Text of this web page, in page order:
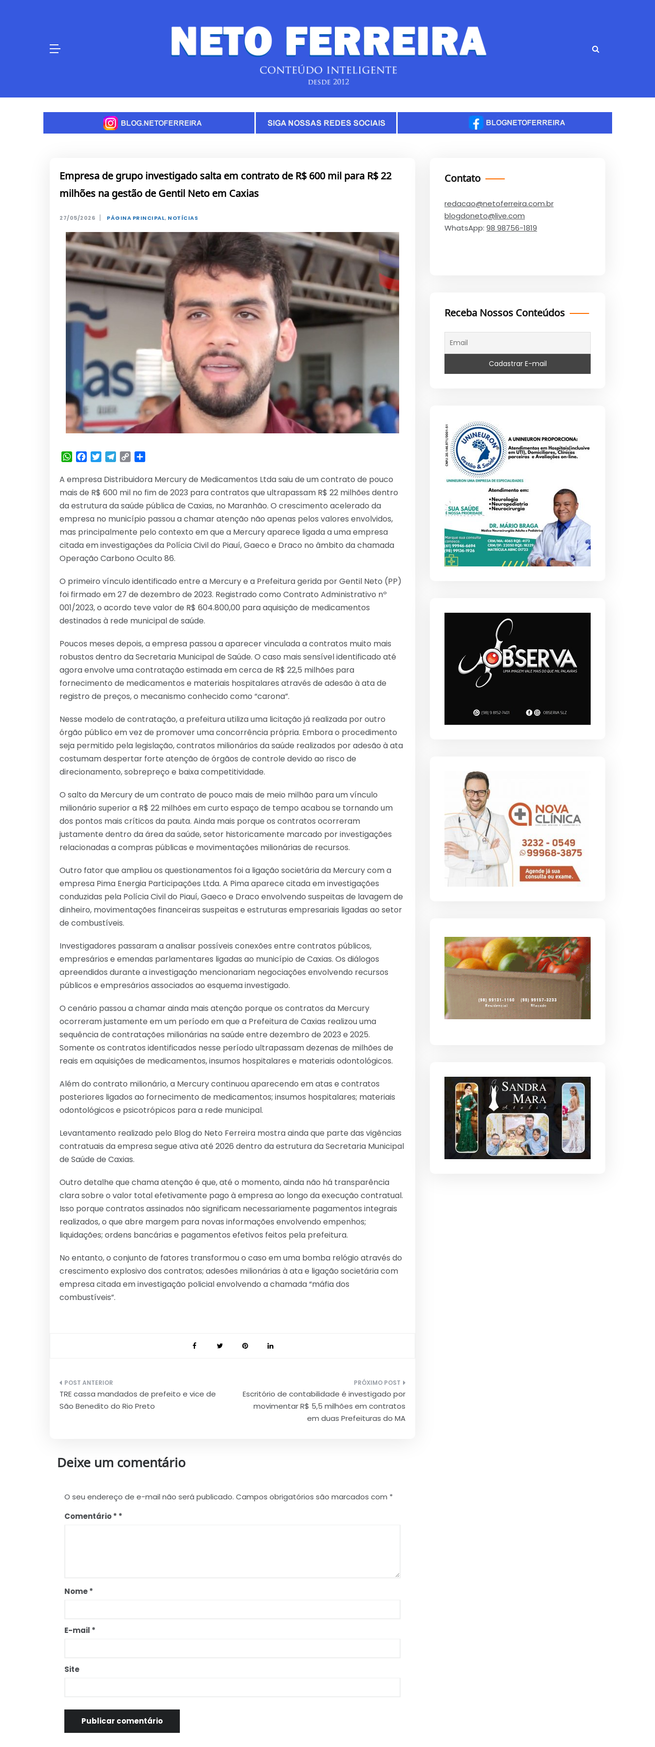
Empresa de grupo investigado salta em contrato de R$ 600 mil para R$ 22
milhões na gestão de Gentil Neto em Caxias
27/05/2026 | PÁGINA PRINCIPAL, NOTÍCIAS
WhatsApp
Facebook
TwitterTelegram
Copy
A empresa Distribuidora Mercury de Medicamentos Ltda saiu de um contrato de pouco
mais de R$ 600 mil no fim de 2023 para contratos que ultrapassam R$ 22 milhões dentro
da estrutura da saúde pública de Caxias, no Maranhão. O crescimento acelerado da
empresa no município passou a chamar atenção não apenas pelos valores envolvidos,
mas principalmente pelo contexto em que a Mercury aparece ligada a uma empresa
citada em investigações da Polícia Civil do Piauí, Gaeco e Draco no âmbito da chamada
Operação Carbono Oculto 86.
O primeiro vínculo identificado entre a Mercury e a Prefeitura gerida por Gentil Neto (PP)
foi firmado em 27 de dezembro de 2023. Registrado como Contrato Administrativo nº
001/2023, o acordo teve valor de R$ 604.800,00 para aquisição de medicamentos
destinados à rede municipal de saúde.
Poucos meses depois, a empresa passou a aparecer vinculada a contratos muito mais
robustos dentro da Secretaria Municipal de Saúde. O caso mais sensível identificado até
agora envolve uma contratação estimada em cerca de R$ 22,5 milhões para
fornecimento de medicamentos e materiais hospitalares através de adesão à ata de
registro de preços, o mecanismo conhecido como “carona”.
Nesse modelo de contratação, a prefeitura utiliza uma licitação já realizada por outro
órgão público em vez de promover uma concorrência própria. Embora o procedimento
seja permitido pela legislação, contratos milionários da saúde realizados por adesão à ata
costumam despertar forte atenção de órgãos de controle devido ao risco de
direcionamento, sobrepreço e baixa competitividade.
O salto da Mercury de um contrato de pouco mais de meio milhão para um vínculo
milionário superior a R$ 22 milhões em curto espaço de tempo acabou se tornando um
dos pontos mais críticos da pauta. Ainda mais porque os contratos ocorreram
justamente dentro da área da saúde, setor historicamente marcado por investigações
relacionadas a compras públicas e movimentações milionárias de recursos.
Outro fator que ampliou os questionamentos foi a ligação societária da Mercury com a
empresa Pima Energia Participações Ltda. A Pima aparece citada em investigações
conduzidas pela Polícia Civil do Piauí, Gaeco e Draco envolvendo suspeitas de lavagem de
dinheiro, movimentações financeiras suspeitas e estruturas empresariais ligadas ao setor
de combustíveis.
Investigadores passaram a analisar possíveis conexões entre contratos públicos,
empresários e emendas parlamentares ligadas ao município de Caxias. Os diálogos
apreendidos durante a investigação mencionariam negociações envolvendo recursos
públicos e empresários associados ao esquema investigado.
O cenário passou a chamar ainda mais atenção porque os contratos da Mercury
ocorreram justamente em um período em que a Prefeitura de Caxias realizou uma
sequência de contratações milionárias na saúde entre dezembro de 2023 e 2025.
Somente os contratos identificados nesse período ultrapassam dezenas de milhões de
reais em aquisições de medicamentos, insumos hospitalares e materiais odontológicos.
Além do contrato milionário, a Mercury continuou aparecendo em atas e contratos
posteriores ligados ao fornecimento de medicamentos; insumos hospitalares; materiais
odontológicos e psicotrópicos para a rede municipal.
Levantamento realizado pelo Blog do Neto Ferreira mostra ainda que parte das vigências
contratuais da empresa segue ativa até 2026 dentro da estrutura da Secretaria Municipal
de Saúde de Caxias.
Outro detalhe que chama atenção é que, até o momento, ainda não há transparência
clara sobre o valor total efetivamente pago à empresa ao longo da execução contratual.
Isso porque contratos assinados não significam necessariamente pagamentos integrais
realizados, o que abre margem para novas informações envolvendo empenhos;
liquidações; ordens bancárias e pagamentos efetivos feitos pela prefeitura.
No entanto, o conjunto de fatores transformou o caso em uma bomba relógio através do
crescimento explosivo dos contratos; adesões milionárias à ata e ligação societária com
empresa citada em investigação policial envolvendo a chamada “máfia dos
combustíveis”.
Navegação
de
TRE cassa mandados de prefeito e vice de
São Benedito do Rio Preto
Escritório de contabilidade é investigado por
movimentar R$ 5,5 milhões em contratos
em duas Prefeituras do MA
Deixe um comentário
O seu endereço de e-mail não será publicado. Campos obrigatórios são marcados com *
Comentário*
Nome*
E-mail *
Site
Contato
redacao@netoferreira.com.br
blogdoneto@live.com
WhatsApp: 98 98756-1819
Receba Nossos Conteúdos